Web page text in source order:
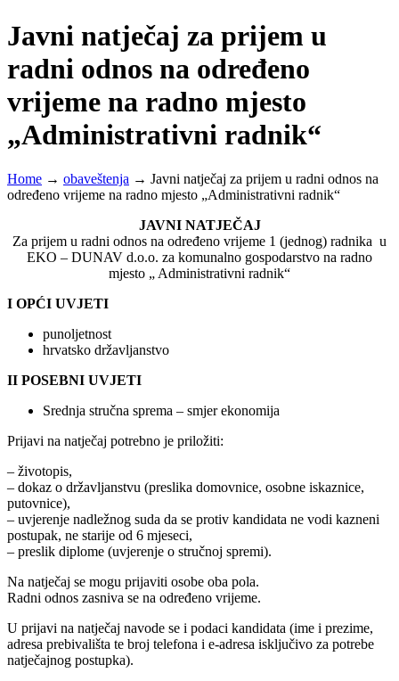
Javni natječaj za prijem u
radni odnos na određeno
vrijeme na radno mjesto
„Administrativni radnik“
Home → obaveštenja → Javni natječaj za prijem u radni odnos na
određeno vrijeme na radno mjesto „Administrativni radnik“
JAVNI NATJEČAJ
Za prijem u radni odnos na određeno vrijeme 1 (jednog) radnika u
EKO – DUNAV d.o.o. za komunalno gospodarstvo na radno
mjesto „ Administrativni radnik“
I OPĆI UVJETI
punoljetnost
hrvatsko državljanstvo
II POSEBNI UVJETI
Srednja stručna sprema – smjer ekonomija
Prijavi na natječaj potrebno je priložiti:
– životopis,
– dokaz o državljanstvu (preslika domovnice, osobne iskaznice,
putovnice),
– uvjerenje nadležnog suda da se protiv kandidata ne vodi kazneni
postupak, ne starije od 6 mjeseci,
– preslik diplome (uvjerenje o stručnoj spremi).
Na natječaj se mogu prijaviti osobe oba pola.
Radni odnos zasniva se na određeno vrijeme.
U prijavi na natječaj navode se i podaci kandidata (ime i prezime,
adresa prebivališta te broj telefona i e-adresa isključivo za potrebe
natječajnog postupka).